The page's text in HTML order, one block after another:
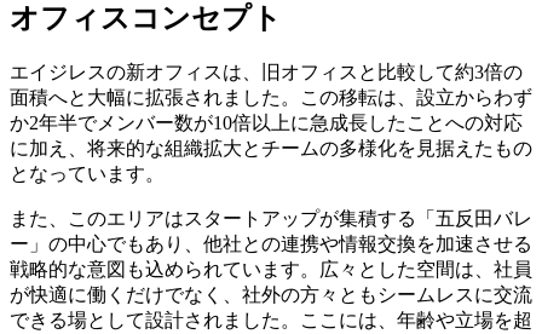
オフィスコンセプト
エイジレスの新オフィスは、旧オフィスと比較して約3倍の
面積へと大幅に拡張されました。この移転は、設立からわず
か2年半でメンバー数が10倍以上に急成長したことへの対応
に加え、将来的な組織拡大とチームの多様化を見据えたもの
となっています。
また、このエリアはスタートアップが集積する「五反田バレ
ー」の中心でもあり、他社との連携や情報交換を加速させる
戦略的な意図も込められています。広々とした空間は、社員
が快適に働くだけでなく、社外の方々ともシームレスに交流
できる場として設計されました。ここには、年齢や立場を超